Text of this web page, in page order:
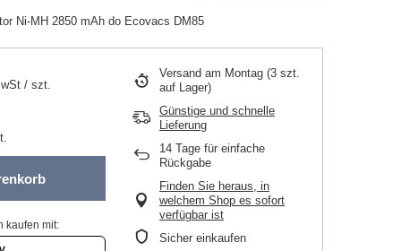
Ni-MH 2850 mAh do Ecovacs DM85
/ szt.
kaufen mit:
Versand am Montag (3 szt.
auf Lager)
Günstige und schnelle
Lieferung
14 Tage für einfache
Rückgabe
Finden Sie heraus, in
welchem Shop es sofort
verfügbar ist
Sicher einkaufen